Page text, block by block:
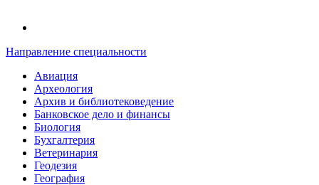
Направление специальности
Авиация
Археология
Архив и библиотековедение
Банковское дело и финансы
Биология
Бухгалтерия
Ветеринария
Геодезия
География